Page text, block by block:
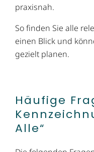
praxisnah.
So finden Sie alle
einen Blick und
gezielt planen.
Häufige
Alle“